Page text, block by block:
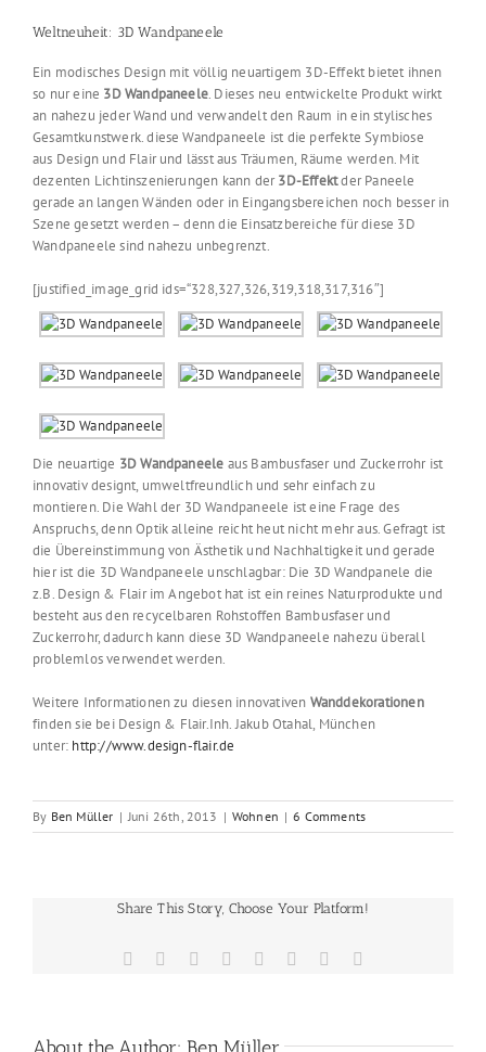
Weltneuheit: 3D Wandpaneele
Ein modisches Design mit völlig neuartigem 3D-Effekt bietet ihnen
so nur eine 3D Wandpaneele. Dieses neu entwickelte Produkt wirkt
an nahezu jeder Wand und verwandelt den Raum in ein stylisches
Gesamtkunstwerk. diese Wandpaneele ist die perfekte Symbiose
aus Design und Flair und lässt aus Träumen, Räume werden. Mit
dezenten Lichtinszenierungen kann der3D-Effektder Paneele
gerade an langen Wänden oder in Eingangsbereichen noch besser in
Szene gesetzt werden – denn die Einsatzbereiche für diese 3D
Wandpaneele sind nahezu unbegrenzt.
[justified_image_grid ids=“328,327,326,319,318,317,316″]
Die neuartige 3D Wandpaneele aus Bambusfaser und Zuckerrohr ist
innovativ designt, umweltfreundlich und sehr einfach zu
montieren. Die Wahl der 3D Wandpaneele ist eine Frage des
Anspruchs, denn Optik alleine reicht heut nicht mehr aus. Gefragt ist
die Übereinstimmung von Ästhetik und Nachhaltigkeit und gerade
hier ist die 3D Wandpaneele unschlagbar: Die 3D Wandpanele die
z.B. Design & Flair im Angebot hat ist ein reines Naturprodukte und
besteht aus den recycelbaren Rohstoffen Bambusfaser und
Zuckerrohr, dadurch kann diese 3D Wandpaneele nahezu überall
problemlos verwendet werden.
Weitere Informationen zu diesen innovativen Wanddekorationen
finden sie bei Design & Flair.Inh. Jakub Otahal, München
unter: http://www.design-flair.de
By Ben Müller | Juni 26th, 2013 | Wohnen | 6 Comments
Share This Story, Choose Your Platform!
Facebook Reddit LinkedIn
TumblrPinterest